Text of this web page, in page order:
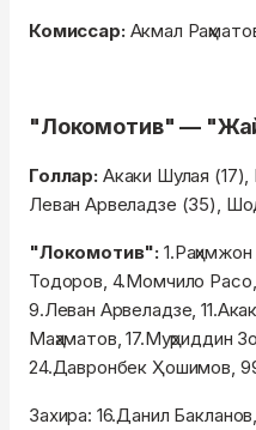
Комиссар: Акмал
"Локомотив" —
Голлар: Акаки Шулая
Леван Арвеладзе (35),
"Локомотив":
Тодоров, 4.Момчило
9.Леван Арвеладзе,
Маҳаматов, 17.Муҳриддин
24.Давронбек Ҳошимов,
Захира: 16.Данил